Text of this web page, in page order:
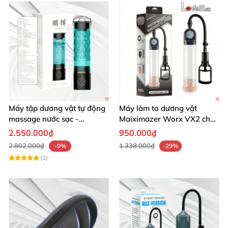
Máy tập dương vật tự động
massage nước sạc -
Omysky Mighty Eagle
2.550.000₫
2.802.000₫
-9%
(1)
Máy làm to dương vật
Maiximazer Worx VX2 cho
nam tăng kích thước
950.000₫
1.338.000₫ -29%